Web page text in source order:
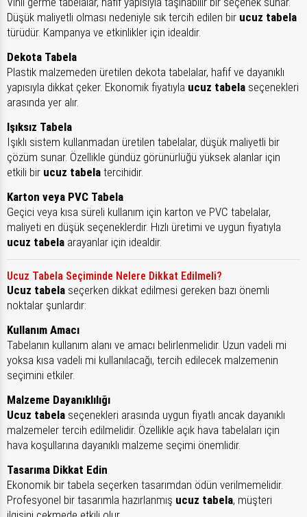
Düşük maliyetli olması nedeniyle sık tercih edilen bir ucuz tabela
türüdür. Kampanya ve etkinlikler için idealdir.
Dekota Tabela
Plastik malzemeden üretilen dekota tabelalar, hafif ve dayanıklı
yapısıyla dikkat çeker. Ekonomik fiyatıyla ucuz tabela seçenekleri
arasında yer alır.
Işıksız Tabela
Işıklı sistem kullanmadan üretilen tabelalar, düşük maliyetli bir
çözüm sunar. Özellikle gündüz görünürlüğü yüksek alanlar için
etkili bir ucuz tabela tercihidir.
Karton veya PVC Tabela
Geçici veya kısa süreli kullanım için karton ve PVC tabelalar,
maliyeti en düşük seçeneklerdir. Hızlı üretimi ve uygun fiyatıyla
ucuz tabela arayanlar için idealdir.
Ucuz Tabela Seçiminde Nelere Dikkat Edilmeli?
Ucuz tabela seçerken dikkat edilmesi gereken bazı önemli
noktalar şunlardır:
Kullanım Amacı
Tabelanın kullanım alanı ve amacı belirlenmelidir. Uzun vadeli mi
yoksa kısa vadeli mi kullanılacağı, tercih edilecek malzemenin
seçimini etkiler.
Malzeme Dayanıklılığı
Ucuz tabela seçenekleri arasında uygun fiyatlı ancak dayanıklı
malzemeler tercih edilmelidir. Özellikle açık hava tabelaları için
hava koşullarına dayanıklı malzeme seçimi önemlidir.
Tasarıma Dikkat Edin
Ekonomik bir tabela seçerken tasarımdan ödün verilmemelidir.
Profesyonel bir tasarımla hazırlanmış ucuz tabela, müşteri